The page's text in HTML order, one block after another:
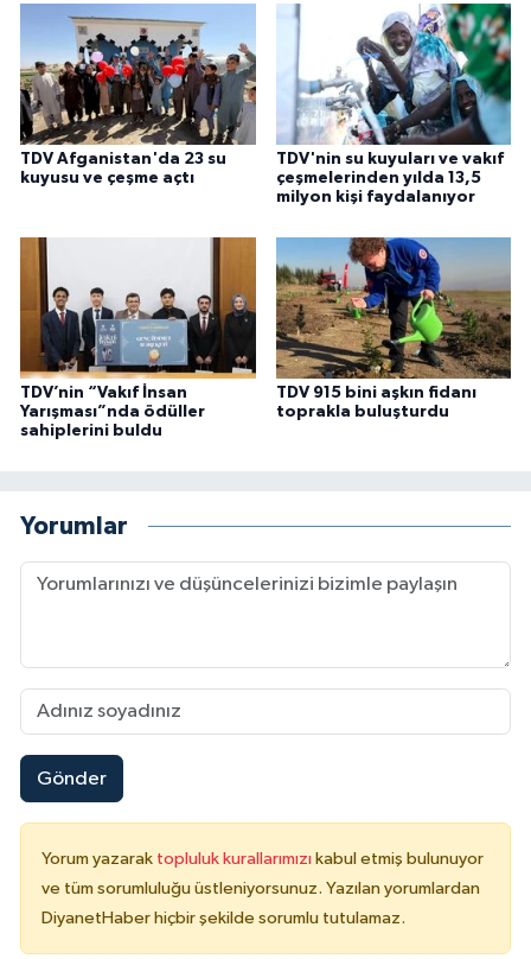
TDV Afganistan'da 23 su
kuyusu ve çeşme açtı
TDV'nin su kuyuları ve vakıf
çeşmelerinden yılda 13,5
milyon kişi faydalanıyor
TDV’nin “Vakıf İnsan
Yarışması”nda ödüller
sahiplerini buldu
TDV 915 bini aşkın fidanı
toprakla buluşturdu
Yorumlar
Gönder
Yorum yazarak topluluk kurallarımızı kabul etmiş bulunuyor
ve tüm sorumluluğu üstleniyorsunuz. Yazılan yorumlardan
DiyanetHaber hiçbir şekilde sorumlu tutulamaz.
Karaman Müftülüğü
Kars Müftülüğü
Kastamonu Müftülüğü
Kırıkkale Müftülüğü
Kırklareli Müftülüğü
Kocaeli Müftülüğü
Konya Müftülüğü
Malatya Müftülüğü
Manisa Müftülüğü
Mardin Müftülüğü
Mersin Müftülüğü